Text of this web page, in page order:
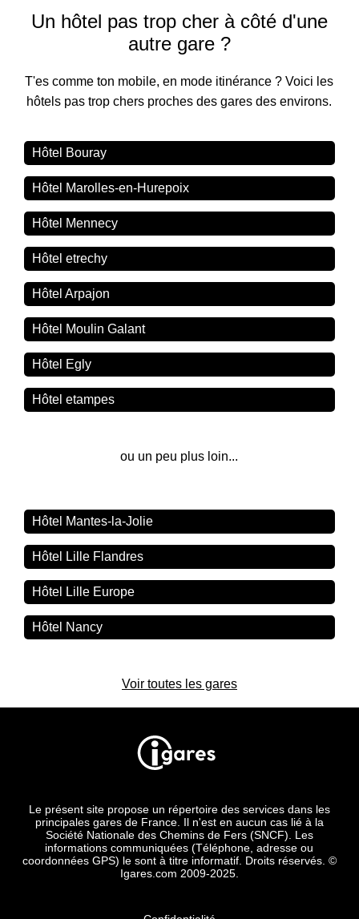
Un hôtel pas trop cher à côté d'une
autre gare ?
T'es comme ton mobile, en mode itinérance ? Voici les
hôtels pas trop chers proches des gares des environs.
Hôtel Bouray
Hôtel Marolles-en-Hurepoix
Hôtel Mennecy
Hôtel etrechy
Hôtel Arpajon
Hôtel Moulin Galant
Hôtel Egly
Hôtel etampes
ou un peu plus loin...
Hôtel Mantes-la-Jolie
Hôtel Lille Flandres
Hôtel Lille Europe
Hôtel Nancy
Voir toutes les gares
Le présent site propose un répertoire des services dans les
principales gares de France. Il n'est en aucun cas lié à la
Société Nationale des Chemins de Fers (SNCF). Les
informations communiquées (Téléphone, adresse ou
coordonnées GPS) le sont à titre informatif. Droits réservés. ©
Igares.com 2009-2025.